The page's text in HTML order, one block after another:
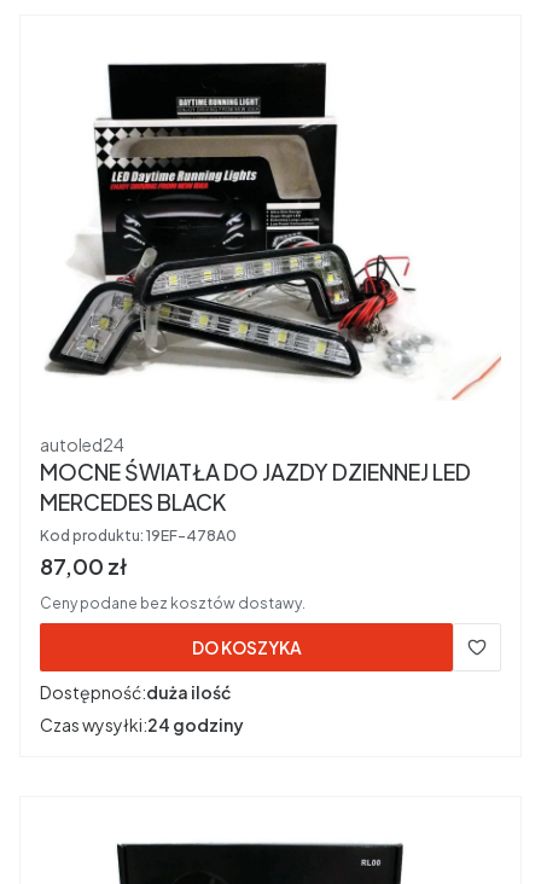
Producent
autoled24
MOCNE ŚWIATŁA DO JAZDY DZIENNEJ LED
MERCEDES BLACK
Kod produktu: 19EF-478A0
Cena brutto
87,00 zł
Ceny podane bez kosztów dostawy.
DO KOSZYKA
Dostępność:duża ilość
Czas wysyłki:24 godziny